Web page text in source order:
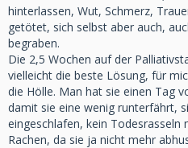
hinterlassen, Wut, Schmerz,
getötet, sich selbst aber auch,
begraben.
Die 2,5 Wochen auf der
vielleicht die beste Lösung, für
die Hölle. Man hat sie einen Tag
damit sie eine wenig runterfährt,
eingeschlafen, kein Todesrasseln
Rachen, da sie ja nicht mehr